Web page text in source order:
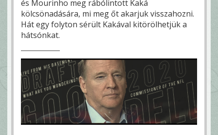
és Mourinho meg rábólintott Kaká
kölcsönadására, mi meg őt akarjuk visszahozni.
Hát egy folyton sérült Kakával kitörölhetjük a
hátsónkat.